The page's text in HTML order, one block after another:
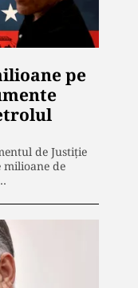
pe
de Justiție
milioane de